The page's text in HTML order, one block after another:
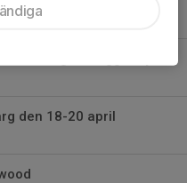
den 18-20 april